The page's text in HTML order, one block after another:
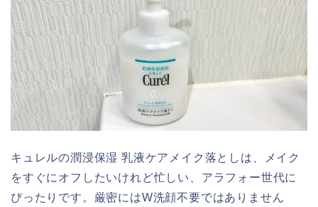
キュレルの潤浸保湿 乳液ケアメイク落としは、メイク
をすぐにオフしたいけれど忙しい、アラフォー世代に
ぴったりです。厳密にはW洗顔不要ではありません